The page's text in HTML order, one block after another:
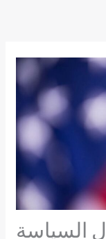
السياسة